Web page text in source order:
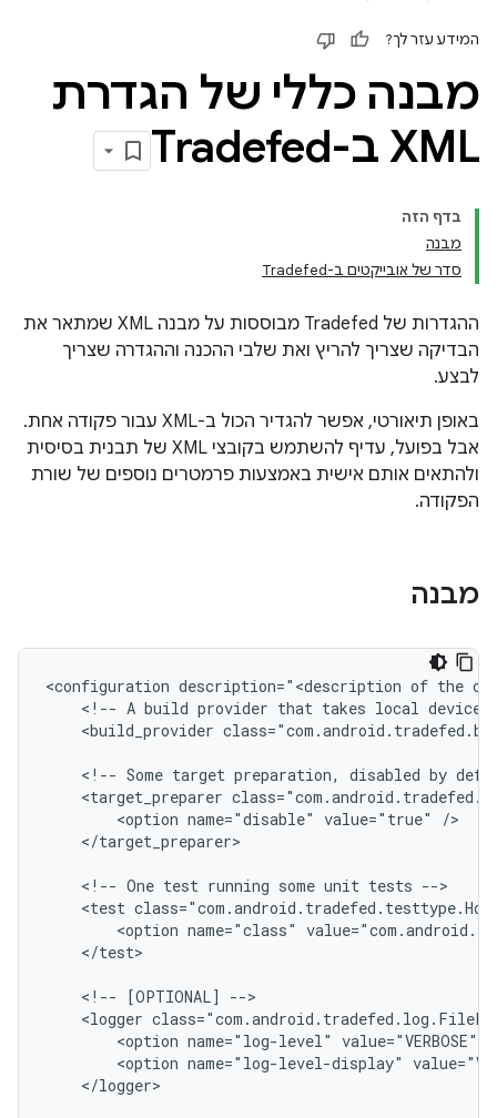
המידע עזר לך?
מבנה כללי של הגדרת
XML ב-Tradefed
בדף הזה
מבנה
סדר של אובייקטים ב-Tradefed
ההגדרות של Tradefed מבוססות על מבנה XML שמתאר את
הבדיקה שצריך להריץ ואת שלבי ההכנה וההגדרה שצריך
לבצע.
באופן תיאורטי, אפשר להגדיר הכול ב-XML עבור פקודה אחת.
אבל בפועל, עדיף להשתמש בקובצי XML של תבנית בסיסית
ולהתאים אותם אישית באמצעות פרמטרים נוספים של שורת
הפקודה.
מבנה
<configuration description="<description of the
<!-- A build provider that takes local device
<build_provider
<!-- Some target preparation, disabled by
<target_preparer
<option name="disable" value="true"
</target_preparer>
<!-- One test running some unit tests
<test
<option name="class"
</test>
<!-- [OPTIONAL]
<logger
<option name="log-level" value="VERBOSE"
<option name="log-level-display"
</logger>